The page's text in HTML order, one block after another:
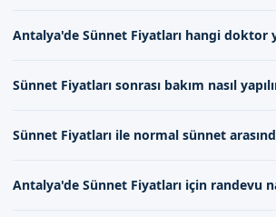
kadromuzla görüşmeniz önemlidir.
süre içinde, uzman kadromuzun tavsiyelerine
Antalya'de Sünnet Fiyatları hangi doktor
doktorumuz tarafından yapılır. Doğru bir
Sünnet Fiyatları sonrası bakım nasıl
komplikasyon riskini azaltır. Uzman
dinlenmek, uygun beslenmek ve gerekli
kullanmak.
Sünnet Fiyatları ile normal sünnet
kullanılarak, daha az ağrı ve daha hızlı
Antalya'de Sünnet Fiyatları için randevu